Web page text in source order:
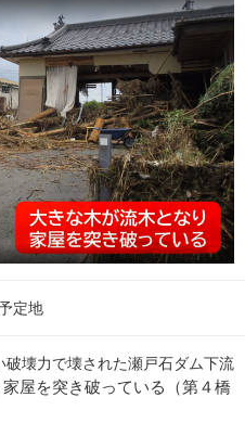
定地
破壊力で壊された瀬戸石ダム下流
屋を突き破っている（第４橋